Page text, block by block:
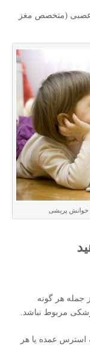
عصبی (متخصص مغز
خوانش پریشی
جمله هر گونه
مربوط نباشد.
استرس عمده یا هر